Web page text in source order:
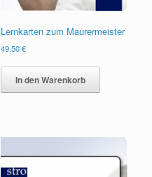
Lernkarten zum Maurermeister
49,50€
In den Warenkorb